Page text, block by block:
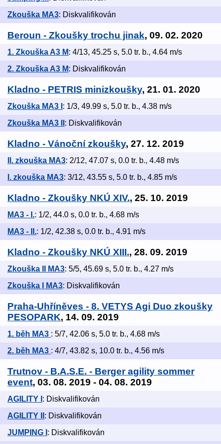
Zkouška MA3: Diskvalifikován
Beroun - Zkoušky trochu jinak, 09. 02. 2020
1. Zkouška A3 M: 4/13, 45.25 s, 5.0 tr. b., 4.64 m/s
2. Zkouška A3 M: Diskvalifikován
Kladno - PETRIS minizkoušky, 21. 01. 2020
Zkouška MA3 I : 1/3, 49.99 s, 5.0 tr. b., 4.38 m/s
Zkouška MA3 II : Diskvalifikován
Kladno - Vánoční zkoušky, 27. 12. 2019
II. zkouška MA3: 2/12, 47.07 s, 0.0 tr. b., 4.48 m/s
I. zkouška MA3: 3/12, 43.55 s, 5.0 tr. b., 4.85 m/s
Kladno - Zkoušky NKÚ XIV., 25. 10. 2019
MA3 - I.: 1/2, 44.0 s, 0.0 tr. b., 4.68 m/s
MA3 - II.: 1/2, 42.38 s, 0.0 tr. b., 4.91 m/s
Kladno - Zkoušky NKÚ XIII., 28. 09. 2019
Zkouška II MA3: 5/5, 45.69 s, 5.0 tr. b., 4.27 m/s
Zkouška I MA3: Diskvalifikován
Praha-Uhříněves - 8. VETYS Agi Duo zkoušky
PESOPARK, 14. 09. 2019
1. běh MA3 : 5/7, 42.06 s, 5.0 tr. b., 4.68 m/s
2. běh MA3 : 4/7, 43.82 s, 10.0 tr. b., 4.56 m/s
Trutnov - B.A.S.E. - Berger agility sommer
event, 03. 08. 2019 - 04. 08. 2019
AGILITY I : Diskvalifikován
AGILITY II : Diskvalifikován
JUMPING I : Diskvalifikován